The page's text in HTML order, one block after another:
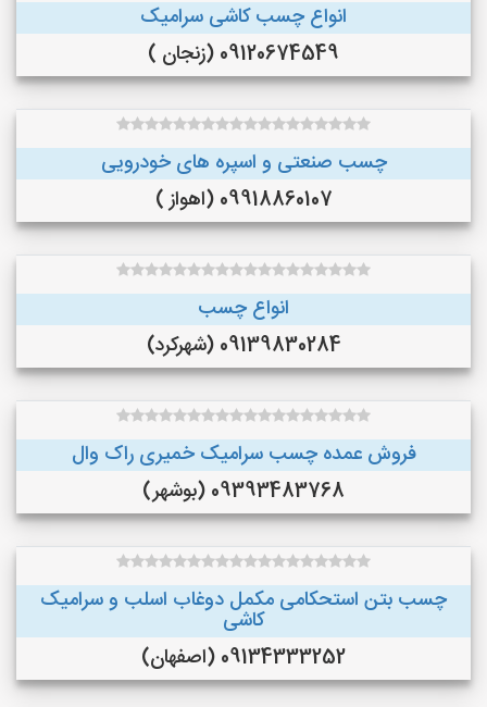
انواع چسب کاشی سرامیک
09120674549 (زنجان )
چسب صنعتی و اسپره های خودرویی
09918860107 (اهواز )
انواع چسب
09139830284 (شهرکرد)
فروش عمده چسب سرامیک خمیری راک وال
09393483768 (بوشهر)
چسب بتن استحکامی مکمل دوغاب اسلب و سرامیک
کاشی
09134333252 (اصفهان)